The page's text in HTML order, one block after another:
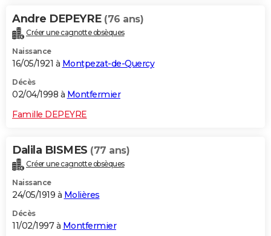
Andre DEPEYRE (76 ans)
Créer une cagnotte obsèques
Naissance
16/05/1921 à Montpezat-de-Quercy
Décès
02/04/1998 à Montfermier
Famille DEPEYRE
Dalila BISMES (77 ans)
Créer une cagnotte obsèques
Naissance
24/05/1919 à Molières
Décès
11/02/1997 à Montfermier